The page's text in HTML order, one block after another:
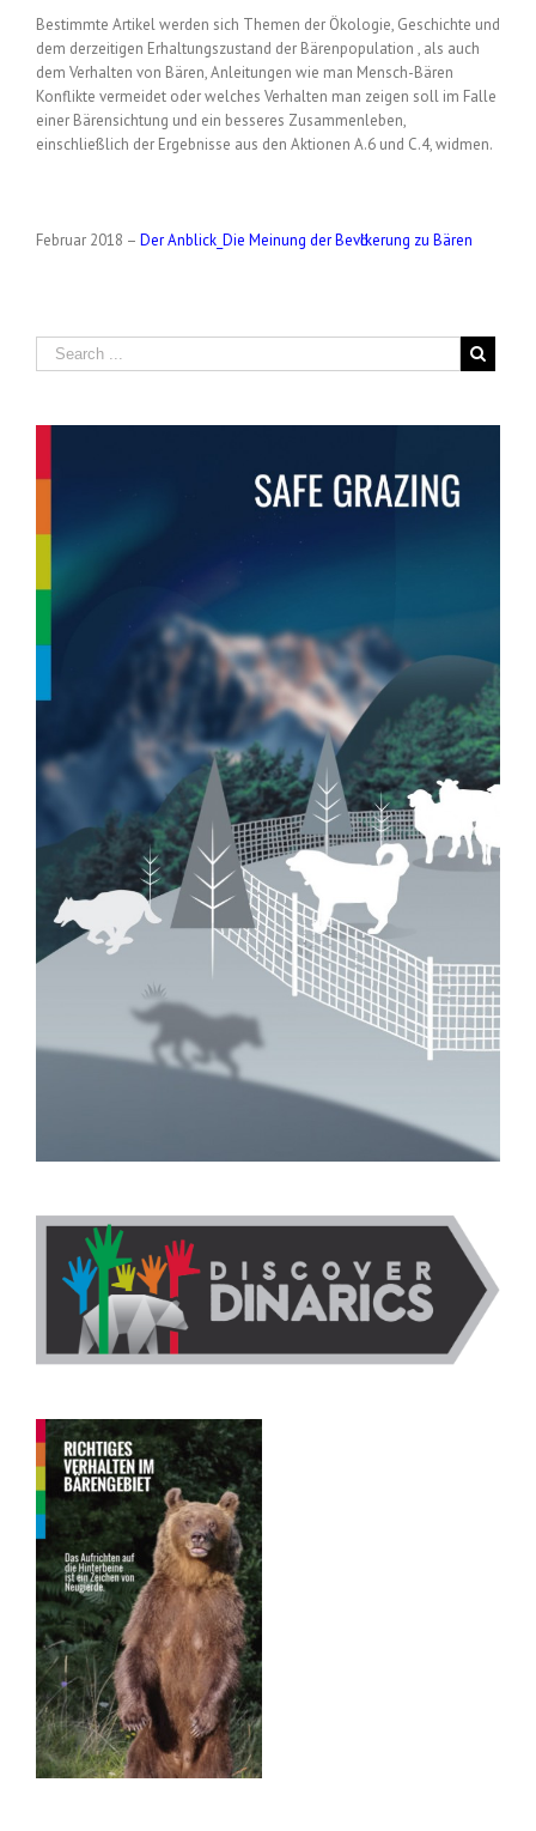
Bestimmte Artikel werden sich Themen der Ökologie, Geschichte und
dem derzeitigen Erhaltungszustand der Bärenpopulation , als auch
dem Verhalten von Bären, Anleitungen wie man Mensch-Bären
Konflikte vermeidet oder welches Verhalten man zeigen soll im Falle
einer Bärensichtung und ein besseres Zusammenleben,
einschließlich der Ergebnisse aus den Aktionen A.6 und C.4, widmen.
Februar 2018 – Der Anblick_Die Meinung der Bevӧlkerung zu Bären